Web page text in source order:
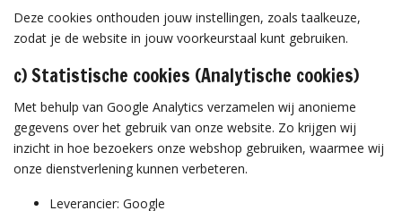
Deze cookies onthouden jouw instellingen, zoals taalkeuze,
zodat je de website in jouw voorkeurstaal kunt gebruiken.
c) Statistische cookies (Analytische cookies)
Met behulp van Google Analytics verzamelen wij anonieme
gegevens over het gebruik van onze website. Zo krijgen wij
inzicht in hoe bezoekers onze webshop gebruiken, waarmee wij
onze dienstverlening kunnen verbeteren.
Leverancier: Google